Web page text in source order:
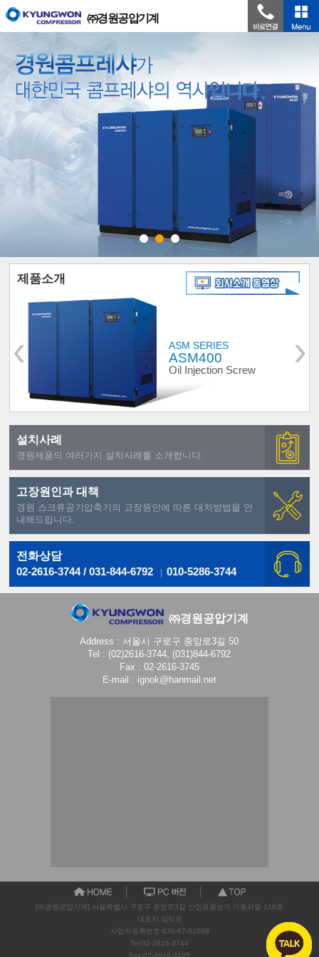
㈜경원공압기계
제품소개
ASM SERIES
ASM400
Oil Injection Screw
설치사례
경원제품의 여러가지 설치사례를 소개합니다.
고장원인과 대책
경원 스크류공기압축기의 고장원인에 따른 대처방법을 안
내해드립니다.
전화상담
02-2616-3744 / 031-844-6792
010-5286-3744
㈜경원공압기계
Address : 서울시 구로구 중앙로3길 50
Tel : (02)2616-3744, (031)844-6792
Fax : 02-2616-3745
E-mail : ignok@hanmail.net
[㈜경원공압기계] 서울특별시 구로구 중앙로3길 산업용품상가 가동라열 116호
대표자:김익로
사업자등록번호:636-87-01089
Tel:02-2616-3744